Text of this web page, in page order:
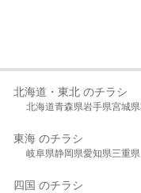
北海道・東北 のチラシ
北海道青森県岩手県宮城県
東海 のチラシ
岐阜県静岡県愛知県三重県
四国 のチラシ